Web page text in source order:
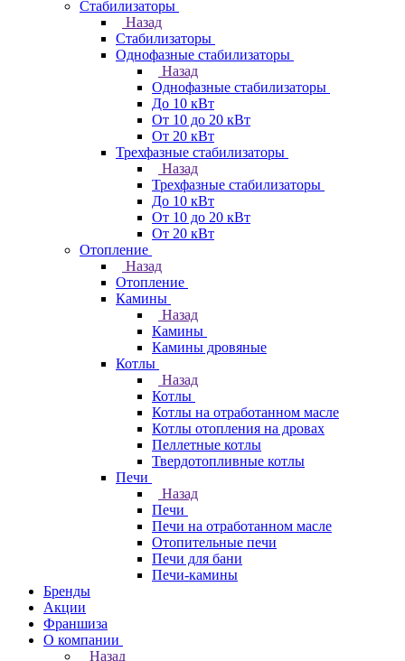
Стабилизаторы
Назад
Стабилизаторы
Однофазные стабилизаторы
Назад
Однофазные стабилизаторы
До 10 кВт
От 10 до 20 кВт
От 20 кВт
Трехфазные стабилизаторы
Назад
Трехфазные стабилизаторы
До 10 кВт
От 10 до 20 кВт
От 20 кВт
Отопление
Назад
Отопление
Камины
Назад
Камины
Камины дровяные
Котлы
Назад
Котлы
Котлы на отработанном масле
Котлы отопления на дровах
Пеллетные котлы
Твердотопливные котлы
Печи
Назад
Печи
Печи на отработанном масле
Отопительные печи
Печи для бани
Печи-камины
Бренды
Акции
Франшиза
О компании
Назад